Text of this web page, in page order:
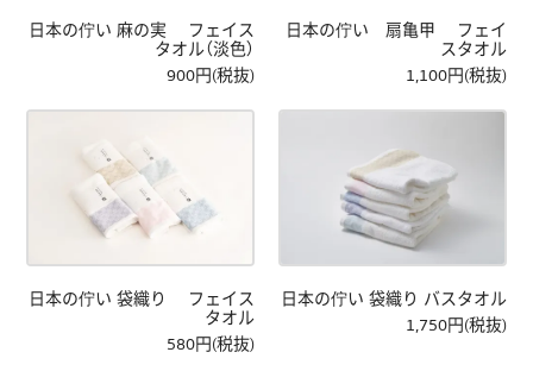
日本の佇い 麻の実 フェイス
タオル（淡色）
900円(税抜)
日本の佇い 扇亀甲 フェイ
スタオル
1,100円(税抜)
日本の佇い 袋織り フェイス
タオル
580円(税抜)
日本の佇い 袋織り バスタオル
1,750円(税抜)